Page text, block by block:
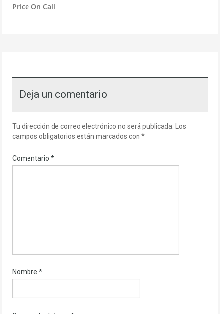
Price On Call
Deja un comentario
Tu dirección de correo electrónico no será publicada. Los
campos obligatorios están marcados con *
Comentario *
Nombre *